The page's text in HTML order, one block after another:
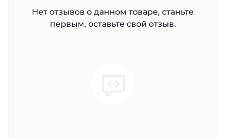
Нет отзывов о данном товаре, станьте
первым, оставьте свой отзыв.